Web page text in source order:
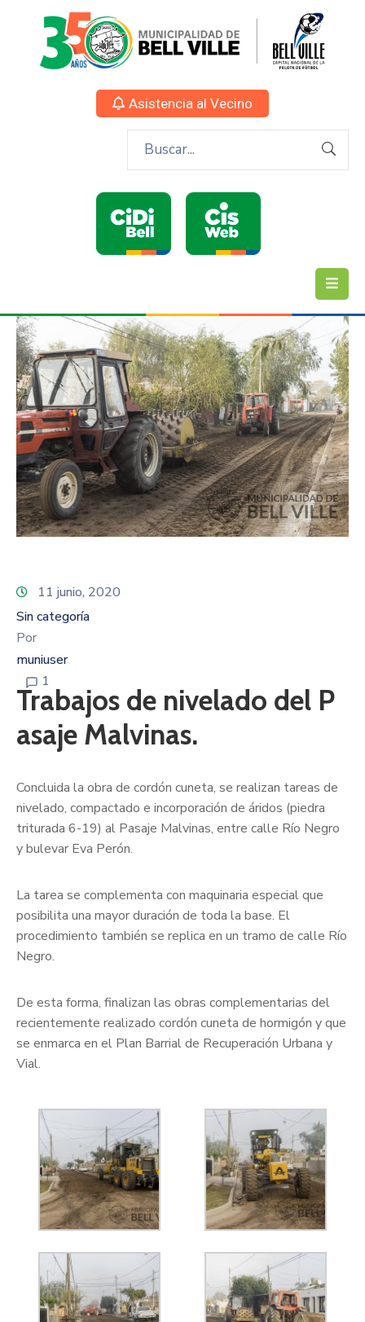
Asistencia al Vecino
11 junio, 2020
Sin categoría
Por
muniuser
1
Trabajos de nivelado del P
asaje Malvinas.
Concluida la obra de cordón cuneta, se realizan tareas de
nivelado, compactado e incorporación de áridos (piedra
triturada 6-19) al Pasaje Malvinas, entre calle Río Negro
y bulevar Eva Perón.
La tarea se complementa con maquinaria especial que
posibilita una mayor duración de toda la base. El
procedimiento también se replica en un tramo de calle Río
Negro.
De esta forma, finalizan las obras complementarias del
recientemente realizado cordón cuneta de hormigón y que
se enmarca en el Plan Barrial de Recuperación Urbana y
Vial.